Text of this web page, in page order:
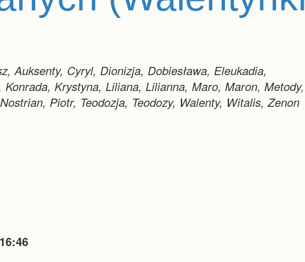
Auksenty, Cyryl, Dionizja, Dobiesława, Eleukadia,
Krystyna, Liliana, Lilianna, Maro, Maron, Metody,
Piotr, Teodozja, Teodozy, Walenty, Witalis, Zenon
16:46